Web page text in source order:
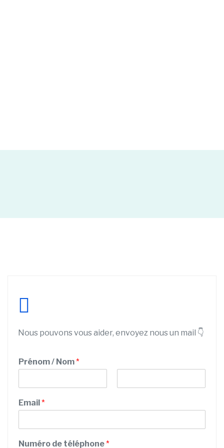
Nous pouvons vous aider, envoyez nous un mail 👇
Prénom / Nom*
r
é
m
S
e
v
Email *
Numéro de téléphone*